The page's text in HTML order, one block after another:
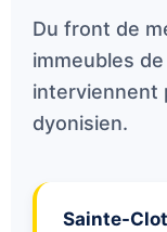
Du front de
immeubles
interviennent
dyonisien.
Sainte-